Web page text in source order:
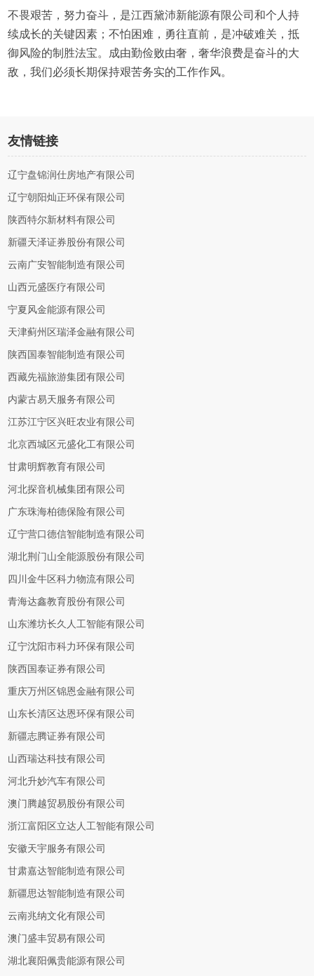
不畏艰苦，努力奋斗，是江西黛沛新能源有限公司和个人持
续成长的关键因素；不怕困难，勇往直前，是冲破难关，抵
御风险的制胜法宝。成由勤俭败由奢，奢华浪费是奋斗的大
敌，我们必须长期保持艰苦务实的工作作风。
友情链接
辽宁盘锦润仕房地产有限公司
辽宁朝阳灿正环保有限公司
陕西特尔新材料有限公司
新疆天泽证券股份有限公司
云南广安智能制造有限公司
山西元盛医疗有限公司
宁夏风金能源有限公司
天津蓟州区瑞泽金融有限公司
陕西国泰智能制造有限公司
西藏先福旅游集团有限公司
内蒙古易天服务有限公司
江苏江宁区兴旺农业有限公司
北京西城区元盛化工有限公司
甘肃明辉教育有限公司
河北探音机械集团有限公司
广东珠海柏德保险有限公司
辽宁营口德信智能制造有限公司
湖北荆门山全能源股份有限公司
四川金牛区科力物流有限公司
青海达鑫教育股份有限公司
山东潍坊长久人工智能有限公司
辽宁沈阳市科力环保有限公司
陕西国泰证券有限公司
重庆万州区锦恩金融有限公司
山东长清区达恩环保有限公司
新疆志腾证券有限公司
山西瑞达科技有限公司
河北升妙汽车有限公司
澳门腾越贸易股份有限公司
浙江富阳区立达人工智能有限公司
安徽天宇服务有限公司
甘肃嘉达智能制造有限公司
新疆思达智能制造有限公司
云南兆纳文化有限公司
澳门盛丰贸易有限公司
湖北襄阳佩贵能源有限公司